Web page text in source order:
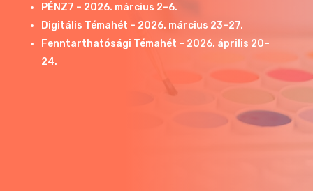
PÉNZ7 – 2026. március 2–6.
Digitális Témahét – 2026. március 23–27.
Fenntarthatósági Témahét – 2026. április 20–
24.